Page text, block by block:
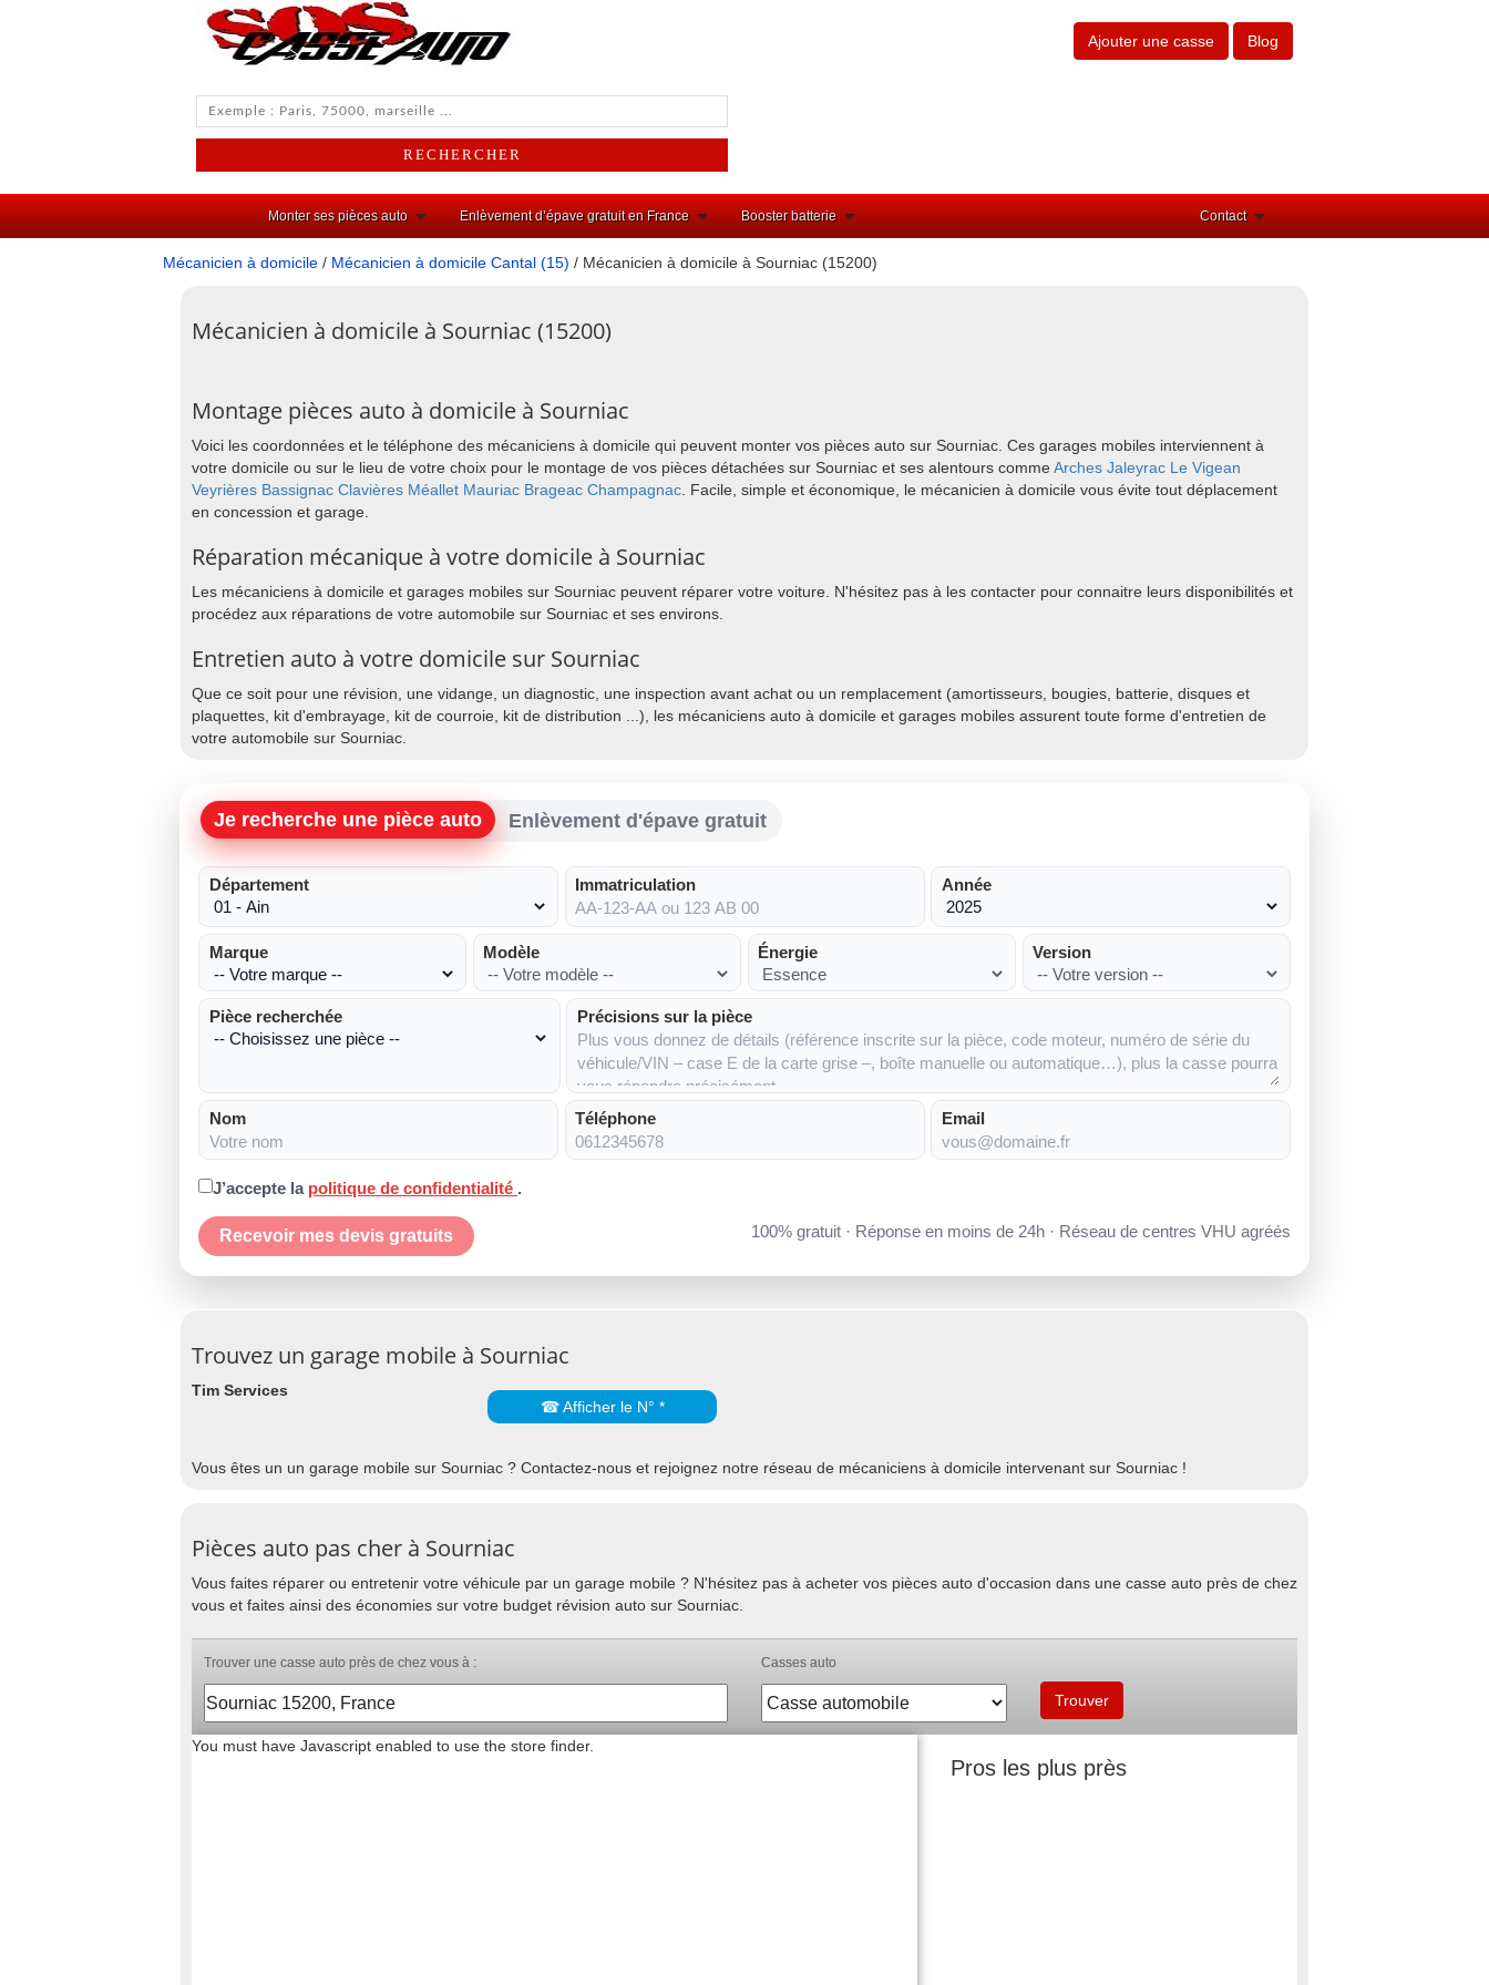
Ajouter une casse Blog
Monter ses pièces auto Enlèvement d’épave gratuit en France Booster batterie Contact
Mécanicien à domicile / Mécanicien à domicile Cantal (15) / Mécanicien à domicile à Sourniac (15200)
Mécanicien à domicile à Sourniac (15200)
Montage pièces auto à domicile à Sourniac
Voici les coordonnées et le téléphone des mécaniciens à domicile qui peuvent monter vos pièces auto sur Sourniac. Ces garages mobiles interviennent à
votre domicile ou sur le lieu de votre choix pour le montage de vos pièces détachées sur Sourniac et ses alentours comme Arches Jaleyrac Le Vigean
Veyrières Bassignac Clavières Méallet Mauriac Brageac Champagnac . Facile, simple et économique, le mécanicien à domicile vous évite tout déplacement
en concession et garage.
Réparation mécanique à votre domicile à Sourniac
Les mécaniciens à domicile et garages mobiles sur Sourniac peuvent réparer votre voiture. N'hésitez pas à les contacter pour connaitre leurs disponibilités et
procédez aux réparations de votre automobile sur Sourniac et ses environs.
Entretien auto à votre domicile sur Sourniac
Que ce soit pour une révision, une vidange, un diagnostic, une inspection avant achat ou un remplacement (amortisseurs, bougies, batterie, disques et
plaquettes, kit d'embrayage, kit de courroie, kit de distribution ...), les mécaniciens auto à domicile et garages mobiles assurent toute forme d'entretien de
votre automobile sur Sourniac.
Je recherche une pièce auto Enlèvement d'épave gratuit
Département Immatriculation Année
Marque Modèle Énergie Version
Pièce recherchée Précisions sur la pièce
Nom Téléphone Email
J’accepte la politique de confidentialité .
Recevoir mes devis gratuits 100% gratuit · Réponse en moins de 24h · Réseau de centres VHU agréés
Trouvez un garage mobile à Sourniac
Tim Services
☎ Afficher le N° *
Vous êtes un un garage mobile sur Sourniac ? Contactez-nous et rejoignez notre réseau de mécaniciens à domicile intervenant sur Sourniac !
Pièces auto pas cher à Sourniac
Vous faites réparer ou entretenir votre véhicule par un garage mobile ? N'hésitez pas à acheter vos pièces auto d'occasion dans une casse auto près de chez
vous et faites ainsi des économies sur votre budget révision auto sur Sourniac.